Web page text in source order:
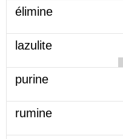
élimine
lazulite
purine
rumine